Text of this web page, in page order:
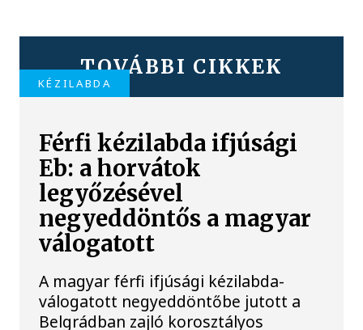
TOVÁBBI CIKKEK
KÉZILABDA
Férfi kézilabda ifjúsági
Eb: a horvátok
legyőzésével
negyeddöntős a magyar
válogatott
A magyar férfi ifjúsági kézilabda-
válogatott negyeddöntőbe jutott a
Belgrádban zajló korosztályos